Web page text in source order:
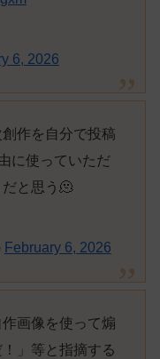
6, 2026
作を自分で投稿
に使っていただ
と思う🫠
February 6, 2026
画像を使って煽
」等と指摘する